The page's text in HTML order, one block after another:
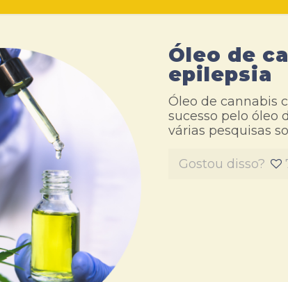
Óleo de
epilepsia
Óleo de cannabis
sucesso pelo óleo
várias pesquisas
Gostou disso?